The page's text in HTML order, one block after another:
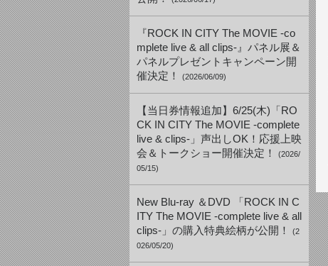
『ROCK IN CITY The MOVIE -co
mplete live & all clips-』パネル展＆
パネルプレゼントキャンペーン開
催決定！
(2026/06/09)
【当日券情報追加】6/25(木)「RO
CK IN CITY The MOVIE -complete
live & clips-」声出しOK！応援上映
会＆トークショー開催決定！
(2026/
05/15)
New Blu-ray ＆DVD 「ROCK IN C
ITY The MOVIE -complete live & all
clips-」の購入特典絵柄が公開！
(2
026/05/20)